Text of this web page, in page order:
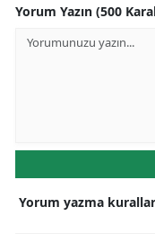
Yorum Yazın (500
Yorum yazma